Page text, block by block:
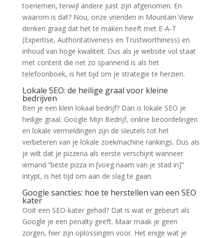
toenemen, terwijl andere juist zijn afgenomen. En
waarom is dat? Nou, onze vrienden in Mountain View
denken graag dat het te maken heeft met E-A-T
(Expertise, Authoritativeness en Trustworthiness) en
inhoud van hoge kwaliteit. Dus als je website vol staat
met content die net zo spannend is als het
telefoonboek, is het tijd om je strategie te herzien.
Lokale SEO: de heilige graal voor kleine
bedrijven
Ben je een klein lokaal bedrijf? Dan is lokale SEO je
heilige graal. Google Mijn Bedrijf, online beoordelingen
en lokale vermeldingen zijn de sleutels tot het
verbeteren van je lokale zoekmachine rankings. Dus als
je wilt dat je pizzeria als eerste verschijnt wanneer
iemand “beste pizza in [voeg naam van je stad in]”
intypt, is het tijd om aan de slag te gaan.
Google sancties: hoe te herstellen van een SEO
kater
Ooit een SEO-kater gehad? Dat is wat er gebeurt als
Google je een penalty geeft. Maar maak je geen
zorgen, hier zijn oplossingen voor. Het enige wat je